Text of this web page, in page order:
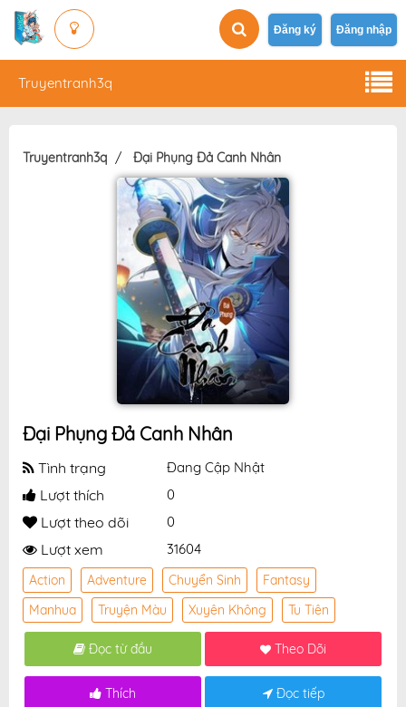
Đăng ký Đăng nhập
Truyentranh3q
Truyentranh3q Đại Phụng Đả Canh Nhân
Đại Phụng Đả Canh Nhân
Tình trạng Đang Cập Nhật
Lượt thích 0
Lượt theo dõi 0
Lượt xem 31604
Action Adventure Chuyển Sinh
Fantasy
Manhua
Truyện Màu Xuyên Không Tu Tiên
Đọc từ đầu Theo Dõi
Thích Đọc tiếp